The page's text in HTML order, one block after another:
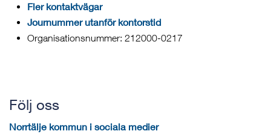
Fler kontaktvägar
Journummer utanför kontorstid
Organisationsnummer: 212000-0217
Följ oss
Norrtälje kommun i sociala medier